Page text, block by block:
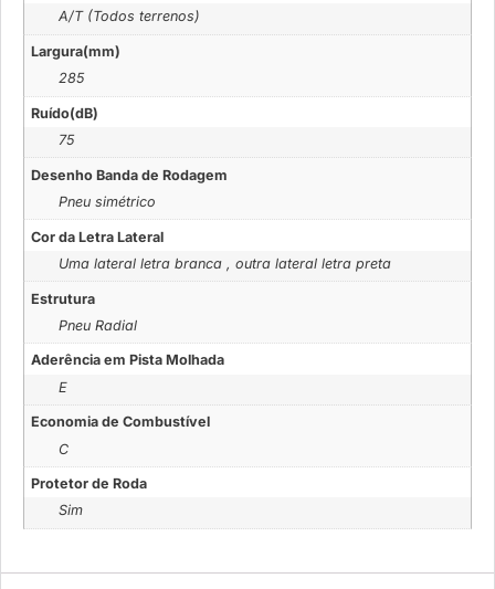
A/T (Todos terrenos)
Largura(mm)
285
Ruído(dB)
75
Desenho Banda de Rodagem
Pneu simétrico
Cor da Letra Lateral
Uma lateral letra branca , outra lateral letra preta
Estrutura
Pneu Radial
Aderência em Pista Molhada
E
Economia de Combustível
C
Protetor de Roda
Sim